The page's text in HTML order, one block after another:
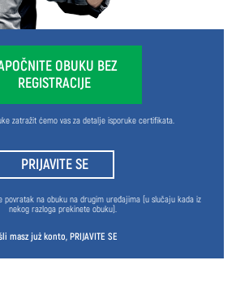
OBUKU BEZ
REGISTRACIJE
zatražit ćemo vas za detalje isporuke certifikata.
PRIJAVITE SE
povratak na obuku na drugim uređajima (u slučaju kada iz
nekog razloga prekinete obuku).
masz już konto, PRIJAVITE SE